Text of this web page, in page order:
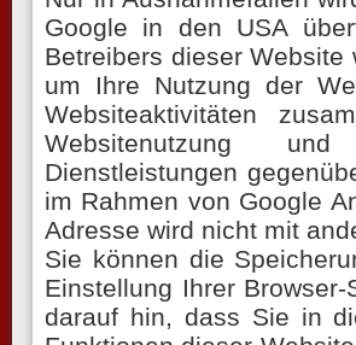
Google in den USA
Betreibers dieser
um Ihre Nutzung der
Websiteaktivitäten
Websitenutzung
Dienstleistungen
im Rahmen von Google
Adresse wird nicht mit
Sie können die
Einstellung Ihrer
darauf hin, dass Sie in